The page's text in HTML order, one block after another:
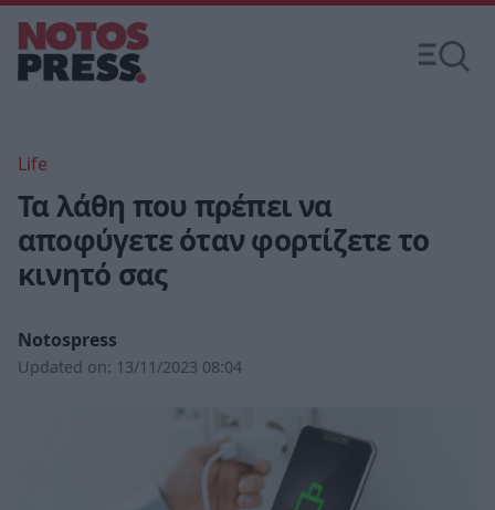
Life
Τα λάθη που πρέπει να
αποφύγετε όταν φορτίζετε το
κινητό σας
Notospress
Updated on: 13/11/2023 08:04